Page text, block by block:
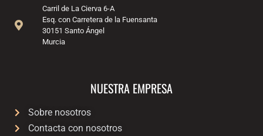
Carril de La Cierva 6-A
Esq. con Carretera de la Fuensanta
30151 Santo Ángel
Murcia
NUESTRA EMPRESA
Sobre nosotros
Contacta con nosotros